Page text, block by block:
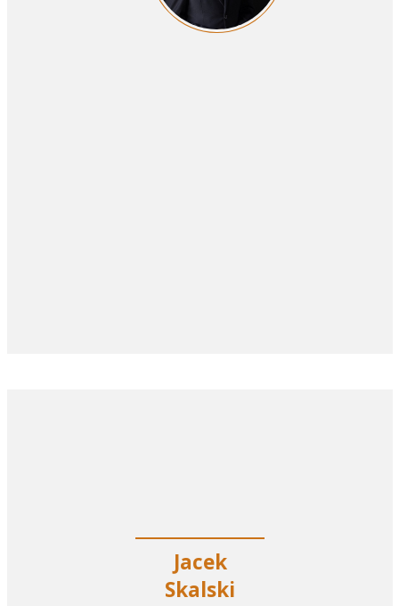
Jacek
Skalski